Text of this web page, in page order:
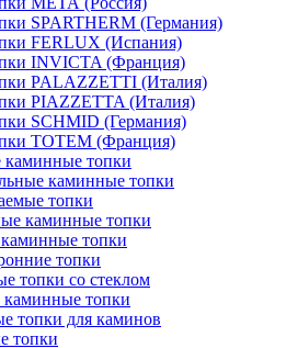
SPARTHERM (Германия)
FERLUX (Испания)
INVICTA (Франция)
PALAZZETTI (Италия)
PIAZZETTA (Италия)
SCHMID (Германия)
TOTEM (Франция)
каминные топки
каминные топки
топки
каминные топки
топки
топки
топки со стеклом
каминные топки
топки для каминов
топки